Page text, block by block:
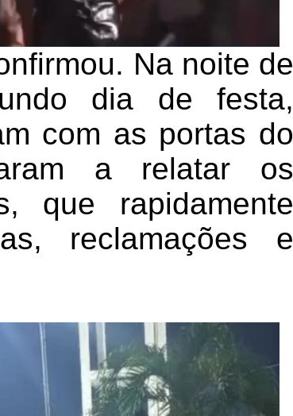
Na noite de
dia de festa,
com as portas do
a relatar os
que rapidamente
reclamações e